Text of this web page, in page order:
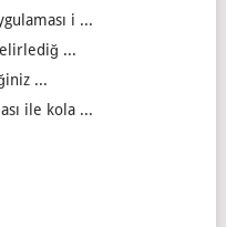
i ...
...
...
ile kola ...